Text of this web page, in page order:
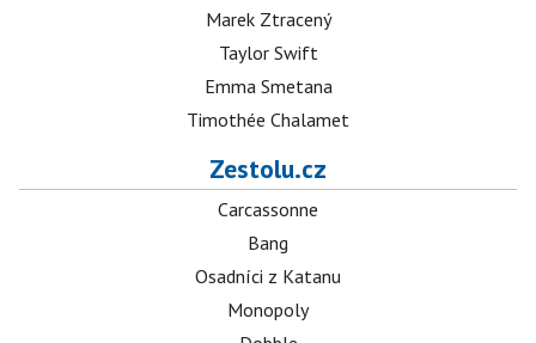
Marek Ztracený
Taylor Swift
Emma Smetana
Timothée Chalamet
Zestolu.cz
Carcassonne
Bang
Osadníci z Katanu
Monopoly